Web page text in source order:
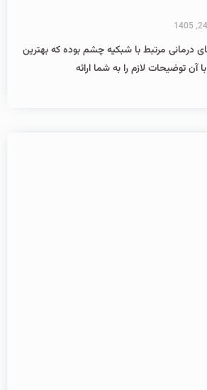
درمانی مرتبط با شبکیه چشم بوده که بهترین
آن توضیحات لازم را به شما ارائه